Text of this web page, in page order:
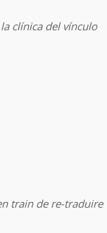
clínica del vínculo
train de re-traduire